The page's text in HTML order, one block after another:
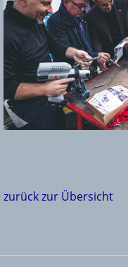
zurück zur Übersicht